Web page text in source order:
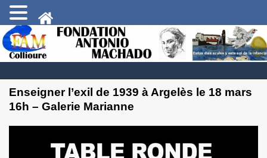
Enseigner l’exil de 1939 à Argelès le 18 mars
16h – Galerie Marianne